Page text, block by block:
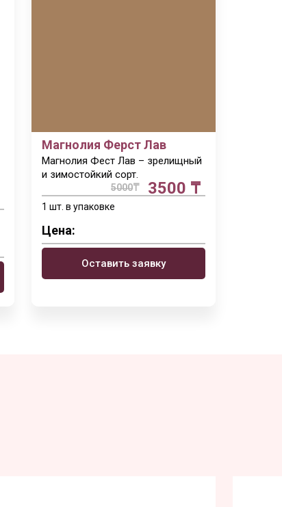
3500 ₸
5000₸
Магнолия Ферст Лав
Магнолия Фест Лав – зрелищный
и зимостойкий сорт.
1 шт. в упаковке
Цена:
Оставить заявку